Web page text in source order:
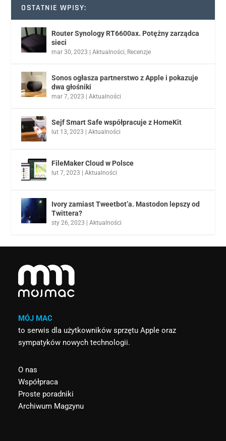
OSTATNIE WPISY:
Router Synology RT6600ax. Potężny zarządca
sieci
mar 30, 2023 |Aktualności, Recenzje
Sonos ogłasza partnerstwo z Apple i pokazuje
dwa głośniki
mar 7, 2023 |Aktualności
Sejf Smart Safe współpracuje z HomeKit
lut 13, 2023 |Aktualności
FileMaker Cloud w Polsce
lut 7, 2023 |Aktualności
Ivory zamiast Tweetbot’a. Mastodon lepszy od
Twittera?
sty 26, 2023 |Aktualności
MÓJ MAC
to serwis dla użytkowników sprzętu Apple oraz
sympatyków nowych technologii.
O nas
Współpraca
Proste poradniki
Archiwum Magzynu